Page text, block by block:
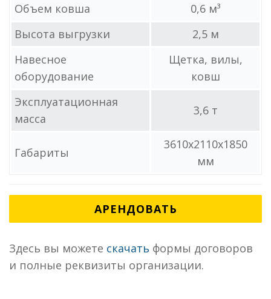
Объем ковша
0,6 м³
Высота выгрузки
2,5 м
Навесное
оборудование
Щетка, вилы,
ковш
Эксплуатационная
масса
3,6 т
Габариты
3610х2110x1850
мм
АРЕНДОВАТЬ
Здесь вы можете скачать формы договоров
и полные реквизиты организации.